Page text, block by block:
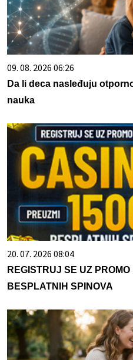
09. 08. 2026 06:26
Da li deca nasleđuju
nauka
20. 07. 2026 08:04
REGISTRUJ SE UZ
BESPLATNIH SPINOVA